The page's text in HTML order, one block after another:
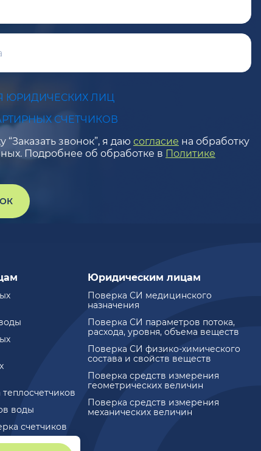
ЮРИДИЧЕСКИХ ЛИЦ
СЧЕТЧИКОВ
звонок”, я даю согласие на обработку
Подробнее об обработке в Политике
воды
счетчиков
Юридическим лицам
Поверка СИ медицинского
назначения
Поверка СИ параметров потока,
расхода, уровня, объема веществ
Поверка СИ физико-химического
состава и свойств веществ
Поверка средств измерения
геометрических величин
Поверка средств измерения
механических величин